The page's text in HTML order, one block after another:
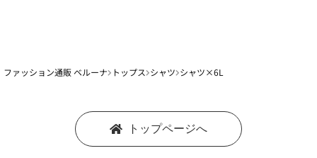
ファッション通販 ベルーナ トップス シャツ シャツ×6L
トップページへ